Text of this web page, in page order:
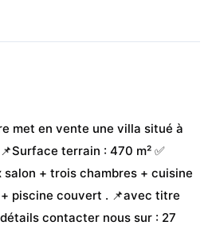
met en vente une villa situé à
terrain : 470 m² ✅
salon + trois chambres + cuisine
piscine couvert . 📌avec titre
contacter nous sur : 27